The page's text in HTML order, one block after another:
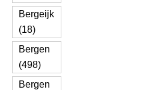
Bergeijk
(18)
Bergen
(498)
Bergen